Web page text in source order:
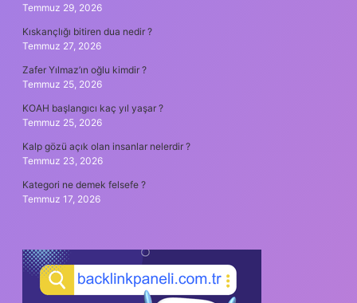
Temmuz 29, 2026
Kıskançlığı bitiren dua nedir ?
Temmuz 27, 2026
Zafer Yılmaz’ın oğlu kimdir ?
Temmuz 25, 2026
KOAH başlangıcı kaç yıl yaşar ?
Temmuz 25, 2026
Kalp gözü açık olan insanlar nelerdir ?
Temmuz 23, 2026
Kategori ne demek felsefe ?
Temmuz 17, 2026